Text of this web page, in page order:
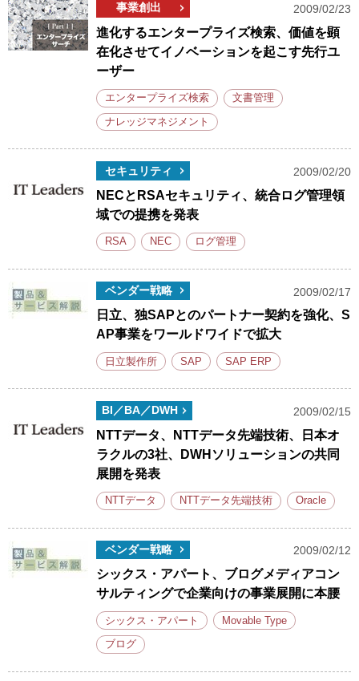
事業創出 2009/02/23
進化するエンタープライズ検索、価値を顕
在化させてイノベーションを起こす先行ユ
ーザー
エンタープライズ検索 文書管理
ナレッジマネジメント
セキュリティ 2009/02/20
NECとRSAセキュリティ、統合ログ管理領
域での提携を発表
RSA NEC ログ管理
ベンダー戦略 2009/02/17
日立、独SAPとのパートナー契約を強化、S
AP事業をワールドワイドで拡大
日立製作所 SAP SAP ERP
BI／BA／DWH 2009/02/15
NTTデータ、NTTデータ先端技術、日本オ
ラクルの3社、DWHソリューションの共同
展開を発表
NTTデータ NTTデータ先端技術 Oracle
ベンダー戦略 2009/02/12
シックス・アパート、ブログメディアコン
サルティングで企業向けの事業展開に本腰
シックス・アパート Movable Type
ブログ